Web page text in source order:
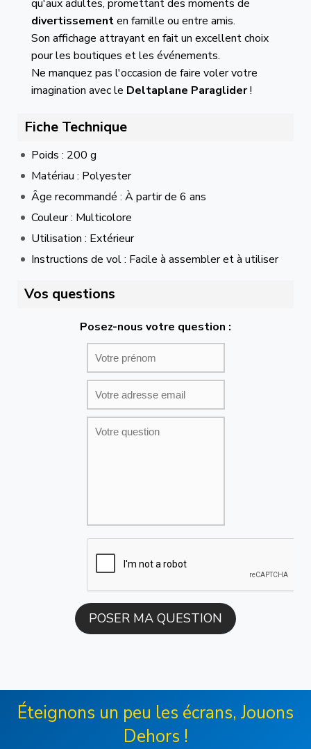
qu'aux adultes, promettant des moments de
divertissementen famille ou entre amis.
Son affichage attrayant en fait un excellent choix
pour les boutiques et les événements.
Ne manquez pas l'occasion de faire voler votre
imagination avec le Deltaplane Paraglider!
Fiche Technique
Poids : 200 g
Matériau : Polyester
Âge recommandé : À partir de 6 ans
Couleur : Multicolore
Utilisation : Extérieur
Instructions de vol : Facile à assembler et à utiliser
Vos questions
Posez-nous votre question :
Éteignons un peu les écrans, Jouons
Dehors !